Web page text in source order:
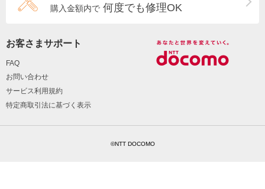
購入金額内で 何度でも修理OK
お客さまサポート
FAQ
お問い合わせ
サービス利用規約
特定商取引法に基づく表示
©NTT DOCOMO